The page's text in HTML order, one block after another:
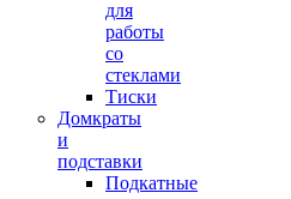
для
работы
со
стеклами
Тиски
Домкраты
и
подставки
Подкатные